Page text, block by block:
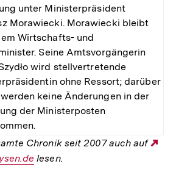
unter Ministerpräsident
Morawiecki. Morawiecki bleibt
Wirtschafts- und
Seine Amtsvorgängerin
wird stellvertretende
ohne Ressort; darüber
keine Änderungen in der
der Ministerposten
Chronik seit 2007 auch auf
lesen.